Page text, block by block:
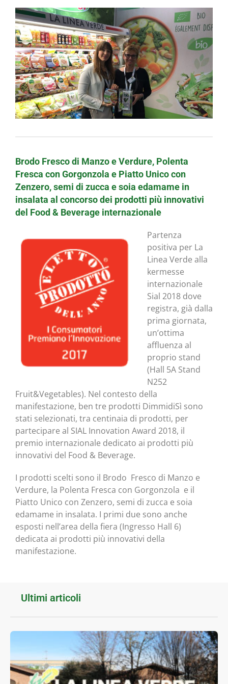
Brodo Fresco di Manzo e Verdure, Polenta
Fresca con Gorgonzola e Piatto Unico con
Zenzero, semi di zucca e soia edamame in
insalata al concorso dei prodotti più innovativi
del Food & Beverage internazionale
Partenza
positiva per La
Linea Verde alla
kermesse
internazionale
Sial 2018 dove
registra, già dalla
prima giornata,
un’ottima
affluenza al
proprio stand
(Hall 5A Stand
N252
Fruit&Vegetables). Nel contesto della
manifestazione, ben tre prodotti DimmidiSì sono
stati selezionati, tra centinaia di prodotti, per
partecipare al SIAL Innovation Award 2018, il
premio internazionale dedicato ai prodotti più
innovativi del Food & Beverage.
I prodotti scelti sono il Brodo Fresco di Manzo e
Verdure, la Polenta Fresca con Gorgonzola e il
Piatto Unico con Zenzero, semi di zucca e soia
edamame in insalata. I primi due sono anche
esposti nell’area della fiera (Ingresso Hall 6)
dedicata ai prodotti più innovativi della
manifestazione.
Ultimi articoli